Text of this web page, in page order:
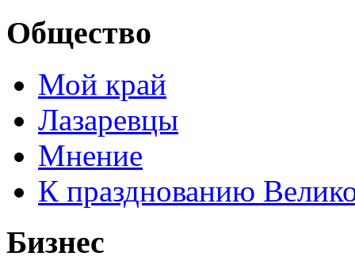
Общество
Мой край
Лазаревцы
Мнение
К празднованию
Бизнес